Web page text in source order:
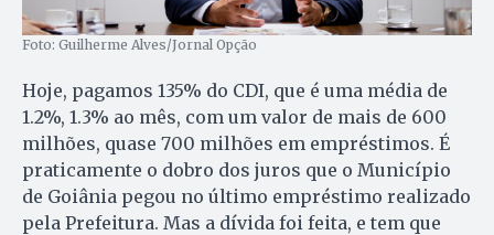
Foto: Guilherme Alves/Jornal Opção
Hoje, pagamos 135% do CDI, que é uma média de
1.2%, 1.3% ao mês, com um valor de mais de 600
milhões, quase 700 milhões em empréstimos. É
praticamente o dobro dos juros que o Município
de Goiânia pegou no último empréstimo realizado
pela Prefeitura. Mas a dívida foi feita, e tem que